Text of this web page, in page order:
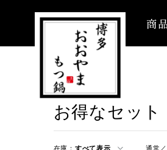
商
お得なセット
在庫： すべて表示 通常／